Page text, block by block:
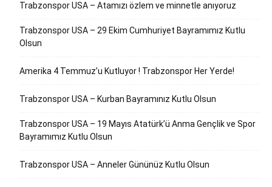
Trabzonspor USA – Atamızı özlem ve minnetle anıyoruz
Trabzonspor USA – 29 Ekim Cumhuriyet Bayramımız Kutlu
Olsun
Amerika 4 Temmuz’u Kutluyor ! Trabzonspor Her Yerde!
Trabzonspor USA – Kurban Bayramınız Kutlu Olsun
Trabzonspor USA – 19 Mayıs Atatürk’ü Anma Gençlik ve Spor
Bayramımız Kutlu Olsun
Trabzonspor USA – Anneler Gününüz Kutlu Olsun